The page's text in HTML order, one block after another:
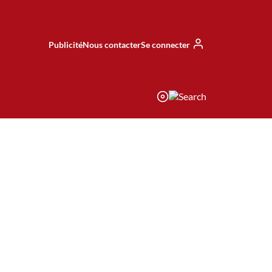
PublicitéNous contacterSe connecter